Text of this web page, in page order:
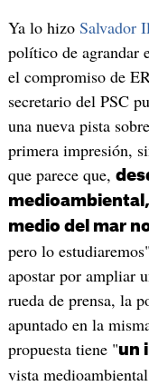
Ya lo hizo Salvador
político de agrandar
el compromiso de
secretario del PSC
una nueva pista
primera impresión,
que parece que,
medio del mar
pero lo
apostar por ampliar
rueda de prensa, la
apuntado en la
propuesta tiene "un
vista